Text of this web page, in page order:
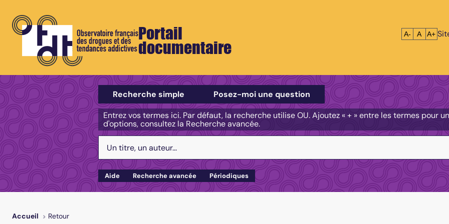
Portail
documentaire
Réduire le
A- A A+
Sélectionner un type de recherche
Recherche simple
Posez-moi une question
Entrez vos termes ici. Par défaut, la recherche utilise OU. Ajoutez « + » entre les termes pour
d'options, consultez la Recherche avancée.
Aide Recherche avancée Périodiques
Accueil Retour